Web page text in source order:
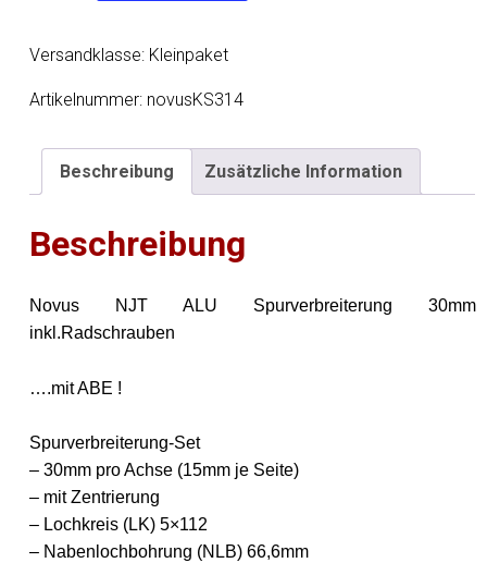
für
Viano
W639
Versandklasse: Kleinpaket
Artikelnummer: novusKS314
Beschreibung Zusätzliche Information
Beschreibung
Novus NJT ALU Spurverbreiterung 30mm
inkl.Radschrauben
….mit ABE !
Spurverbreiterung-Set
– 30mm pro Achse (15mm je Seite)
– mit Zentrierung
– Lochkreis (LK) 5×112
– Nabenlochbohrung (NLB) 66,6mm